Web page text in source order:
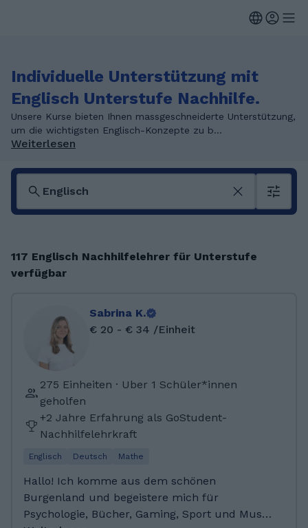
Individuelle Unterstützung mit
Englisch Unterstufe Nachhilfe.
Unsere Kurse bieten Ihnen massgeschneiderte Unterstützung,
um die wichtigsten Englisch-Konzepte zu b...
Weiterlesen
117 Englisch Nachhilfelehrer für Unterstufe
verfügbar
Sabrina K.
€ 20 - € 34 /Einheit
275 Einheiten · Uber 1 Schüler*innen
geholfen
+2 Jahre Erfahrung als GoStudent-
Nachhilfelehrkraft
Englisch Deutsch Mathe
Hallo! Ich komme aus dem schönen
Burgenland und begeistere mich für
Psychologie, Bücher, Gaming, Sport und Musik.